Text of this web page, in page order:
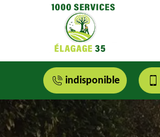
indisponible